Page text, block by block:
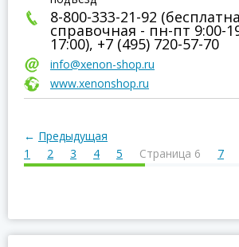
8-800-333-21-92
справочная - пн-пт 9:00-
17:00), +7 (495) 720-57-70
info@xenon-shop.ru
www.xenonshop.ru
← Предыдущая
1
2 3 4 5 Страница 6 7